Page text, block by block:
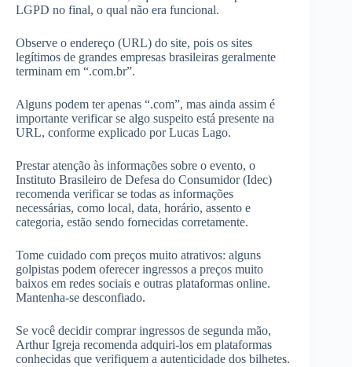
LGPD no final, o qual não era funcional.
Observe o endereço (URL) do site, pois os sites
legítimos de grandes empresas brasileiras geralmente
terminam em “.com.br”.
Alguns podem ter apenas “.com”, mas ainda assim é
importante verificar se algo suspeito está presente na
URL, conforme explicado por Lucas Lago.
Prestar atenção às informações sobre o evento, o
Instituto Brasileiro de Defesa do Consumidor (Idec)
recomenda verificar se todas as informações
necessárias, como local, data, horário, assento e
categoria, estão sendo fornecidas corretamente.
Tome cuidado com preços muito atrativos: alguns
golpistas podem oferecer ingressos a preços muito
baixos em redes sociais e outras plataformas online.
Mantenha-se desconfiado.
Se você decidir comprar ingressos de segunda mão,
Arthur Igreja recomenda adquiri-los em plataformas
conhecidas que verifiquem a autenticidade dos bilhetes.